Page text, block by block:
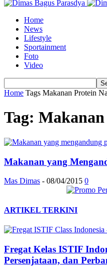
Home
News
Lifestyle
Sportainment
Foto
Video
Home Tags Makanan Protein
Tag:
Makanan yang
Mas Dimas - 08/04/2015 0
ARTIKEL TERKINI
Fregat Kelas ISTIF
Persenjataan, dan